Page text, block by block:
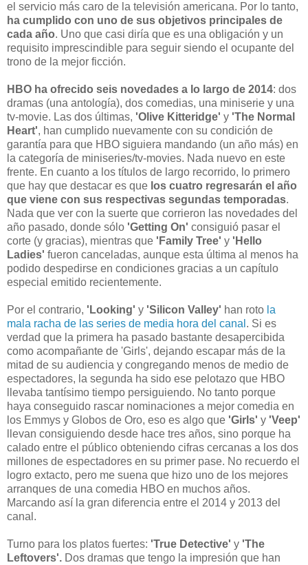
el servicio más caro de la televisión americana. Por lo tanto,
ha cumplido con uno de sus objetivos principales de
cada año. Uno que casi diría que es una obligación y un
requisito imprescindible para seguir siendo el ocupante del
trono de la mejor ficción.
HBO ha ofrecido seis novedades a lo largo de 2014: dos
dramas (una antología), dos comedias, una miniserie y una
tv-movie. Las dos últimas, 'Olive Kitteridge' y 'The Normal
Heart', han cumplido nuevamente con su condición de
garantía para que HBO siguiera mandando (un año más) en
la categoría de miniseries/tv-movies. Nada nuevo en este
frente. En cuanto a los títulos de largo recorrido, lo primero
que hay que destacar es que los cuatro regresarán el año
que viene con sus respectivas segundas temporadas.
Nada que ver con la suerte que corrieron las novedades del
año pasado, donde sólo 'Getting On' consiguió pasar el
corte (y gracias), mientras que 'Family Tree' y 'Hello
Ladies' fueron canceladas, aunque esta última al menos ha
podido despedirse en condiciones gracias a un capítulo
especial emitido recientemente.
Por el contrario, 'Looking' y 'Silicon Valley' han roto la
mala racha de las series de media hora del canal . Si es
verdad que la primera ha pasado bastante desapercibida
como acompañante de 'Girls', dejando escapar más de la
mitad de su audiencia y congregando menos de medio de
espectadores, la segunda ha sido ese pelotazo que HBO
llevaba tantísimo tiempo persiguiendo. No tanto porque
haya conseguido rascar nominaciones a mejor comedia en
los Emmys y Globos de Oro, eso es algo que 'Girls' y 'Veep'
llevan consiguiendo desde hace tres años, sino porque ha
calado entre el público obteniendo cifras cercanas a los dos
millones de espectadores en su primer pase. No recuerdo el
logro extacto, pero me suena que hizo uno de los mejores
arranques de una comedia HBO en muchos años.
Marcando así la gran diferencia entre el 2014 y 2013 del
canal.
Turno para los platos fuertes: 'True Detective' y 'The
Leftovers'. Dos dramas que tengo la impresión que han